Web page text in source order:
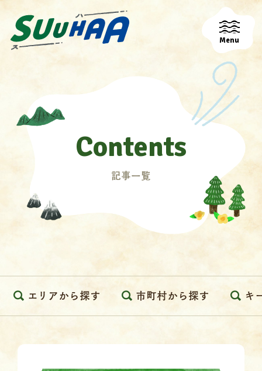
Menu
Contents
記事一覧
エリアから探す 市町村から探す キ